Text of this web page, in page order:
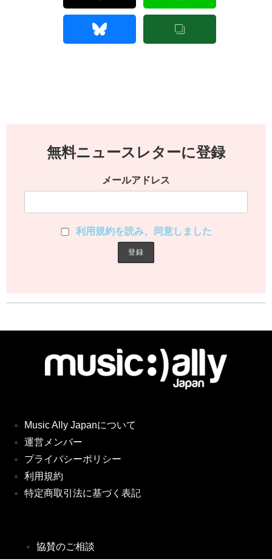
無料ニュースレターに登録
メールアドレス
利用規約を読み、同意しました
Music Ally Japanについて
運営メンバー
プライバシーポリシー
利用規約
特定商取引法に基づく表記
協賛のご相談